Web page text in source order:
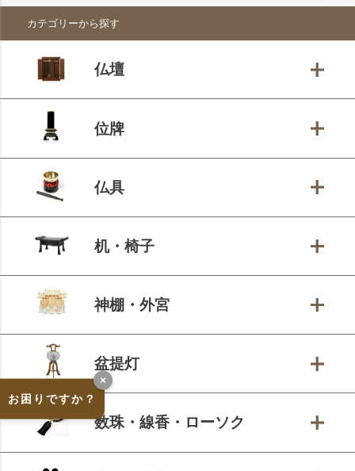
ペー
ップ
カテゴリーから探す
仏壇
位牌
仏具
机・椅子
神棚・外宮
盆提灯
数珠・線香・ローソク
お困りですか？
×